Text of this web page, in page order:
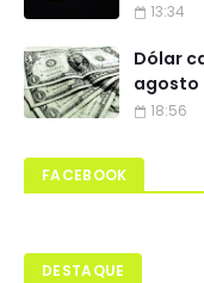
13:34
Dólar
agosto
18:56
FACEBOOK
DESTAQUE